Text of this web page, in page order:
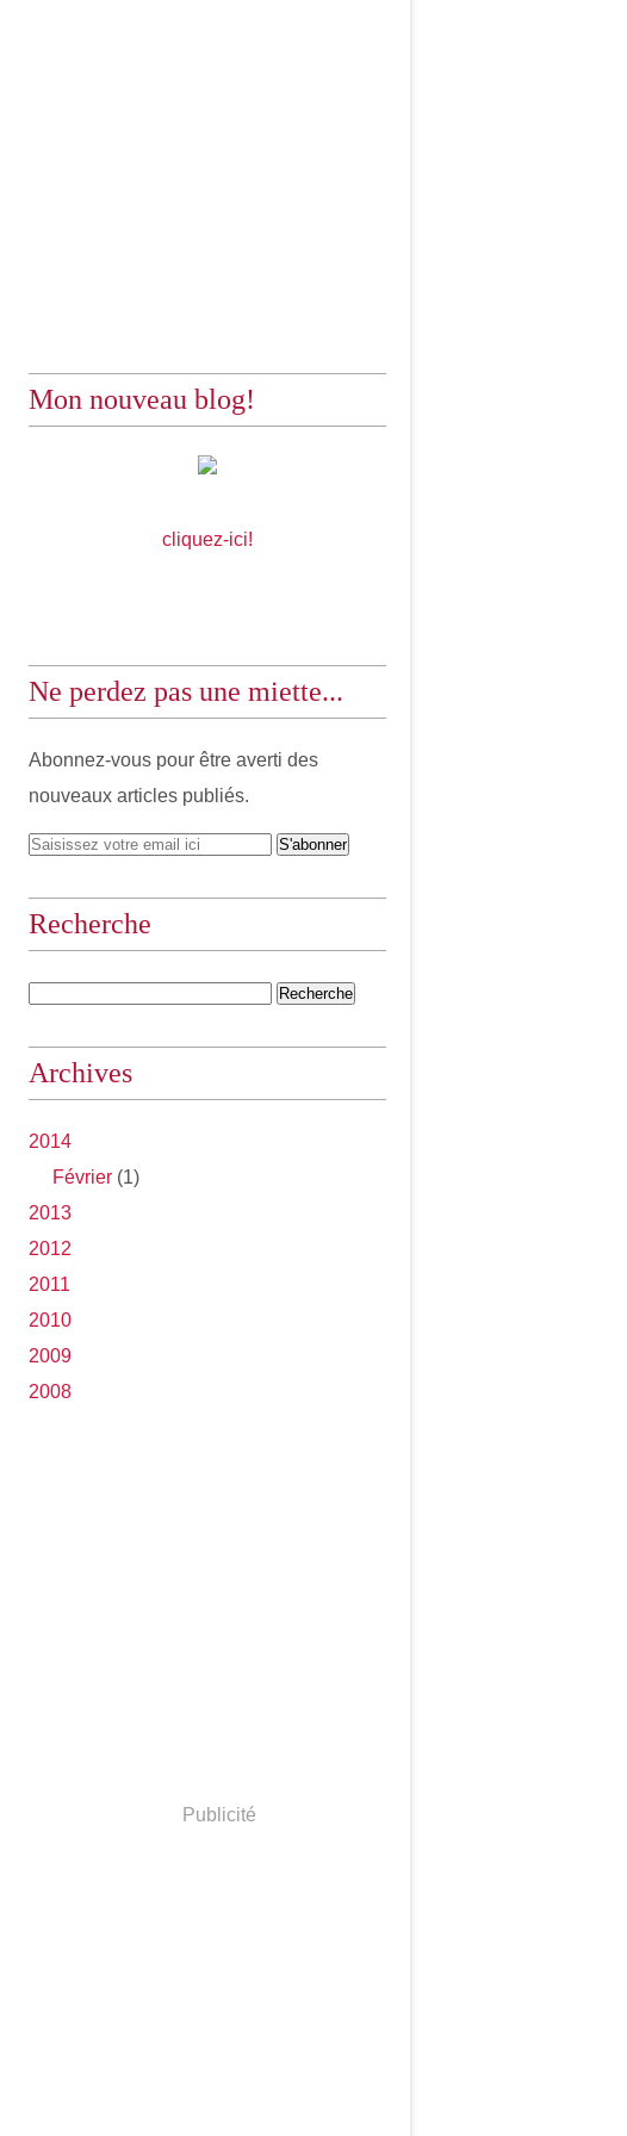
Mon nouveau blog!
cliquez-ici!
Ne perdez pas une miette...
Abonnez-vous pour être averti des
nouveaux articles publiés.
Recherche
Archives
2014
Février (1)
2013
2012
2011
2010
2009
2008
Publicité